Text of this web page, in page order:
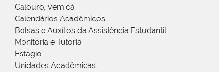
Calouro, vem cá
Calendários Acadêmicos
Bolsas e Auxílios da Assistência Estudantil
Monitoria e Tutoria
Estágio
Unidades Acadêmicas